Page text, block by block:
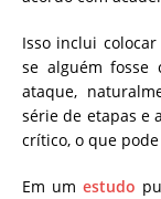
Isso inclui
se alguém fosse
ataque,
série de etapas e
crítico, o que
Em umestudo